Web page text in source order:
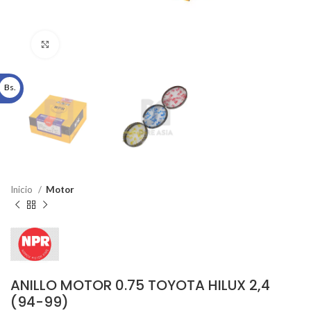
Inicio Motor
ANILLO MOTOR 0.75 TOYOTA HILUX 2,4
(94-99)
Bs.